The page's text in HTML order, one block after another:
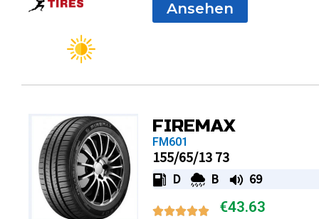
Ansehen
FIREMAX
FM601
155/65/13 73
D B 69
€43.63